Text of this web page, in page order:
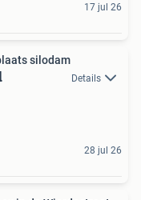
17 jul 26
silodam
Details
28 jul 26